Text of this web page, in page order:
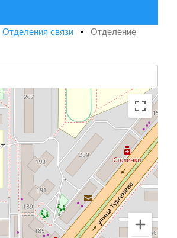
Отделения связи • Отделение